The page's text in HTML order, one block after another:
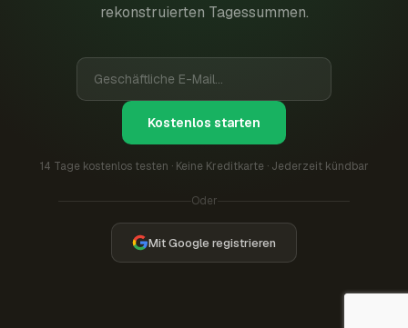
rekonstruierten Tagessummen.
Kostenlos starten
14 Tage kostenlos testen · Keine Kreditkarte · Jederzeit kündbar
Oder
Mit Google registrieren